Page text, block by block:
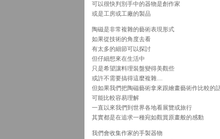
可以很快判別手中的器物是創作家
或是工房或工廠的製品
陶磁是非常複雜的藝術表現形式
如果從技術的角度去看
有太多的細節可以探討
但仔細想來在生活中
只是希望讓料理裝盤變得美觀些
或許不需要搞得這麼複雜....
但如果我們把陶磁藝術拿來跟繪畫藝術作比較的
可能比較容易理解
一直以來我們到世界各地看展覽或旅行
其實都是在追求一種宛如觀賞原畫般的感動
我們會收集作家的手製器物